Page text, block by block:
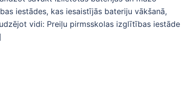
iestādes, kas iesaistījās bateriju vākšanā,
vidi: Preiļu pirmsskolas izglītības iestāde